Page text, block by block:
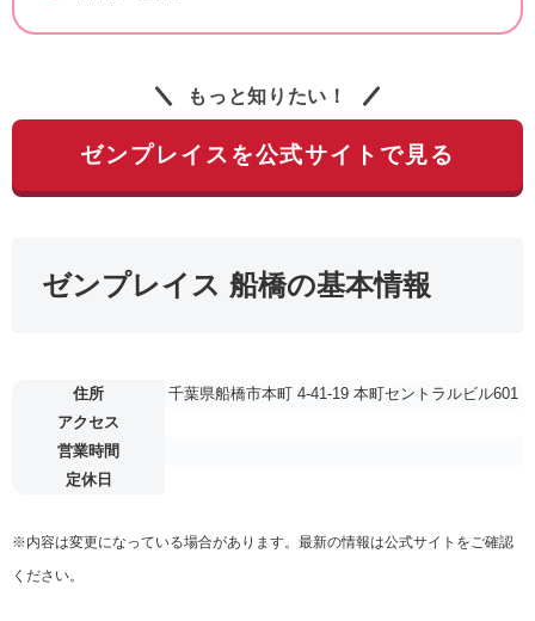
もっと知りたい！
ゼンプレイスを公式サイトで見る
ゼンプレイス 船橋の基本情報
住所
千葉県船橋市本町 4-41-19 本町セントラルビル601
アクセス
営業時間
定休日
※内容は変更になっている場合があります。最新の情報は公式サイトをご確認
ください。